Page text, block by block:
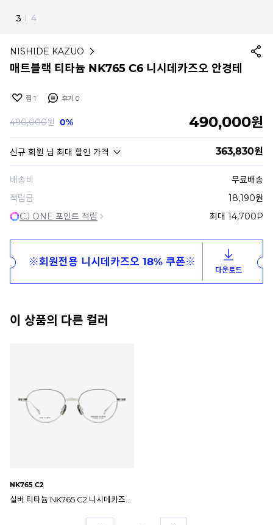
4 I 4
NISHIDE KAZUO
매트블랙 티타늄 NK765 C6 니시데카즈오 안경테
찜 1 후기 0
490,000원 0% 490,000원
신규 회원 님 최대 할인 가격 363,830원
배송비
무료배송
적립금
18,190원
CJ ONE 포인트 적립
최대 14,700P
※회원전용 니시데카즈오 18% 쿠폰※
다운로드
이 상품의 다른 컬러
NK765 C2